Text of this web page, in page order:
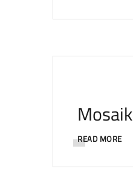
Mosaik
READ MORE